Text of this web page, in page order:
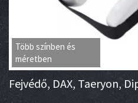
Több színben és
méretben
Fejvédő, DAX, Taeryon,